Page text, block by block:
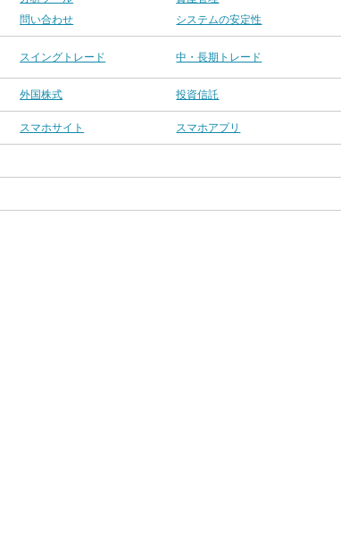
問い合わせ システムの安定性
スイングトレード 中・長期トレード
外国株式 投資信託
スマホサイト スマホアプリ